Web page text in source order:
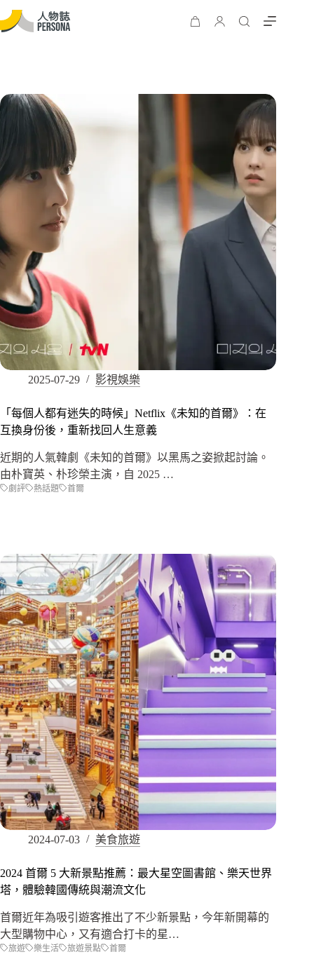
2025-07-29 影視娛樂
「每個人都有迷失的時候」Netflix《未知的首爾》：在
互換身份後，重新找回人生意義
近期的人氣韓劇《未知的首爾》以黑馬之姿掀起討論。
由朴寶英、朴珍榮主演，自 2025 …
劇評 熱話題 首爾
2024-07-03 美食旅遊
2024 首爾 5 大新景點推薦：最大星空圖書館、樂天世界
塔，體驗韓國傳統與潮流文化
首爾近年為吸引遊客推出了不少新景點，今年新開幕的
大型購物中心，又有適合打卡的星…
旅遊 樂生活 旅遊景點 首爾